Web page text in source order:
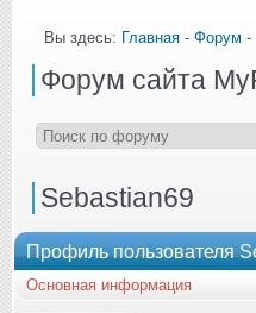
Вы здесь: Главная - Форум -
Форум сайта
Sebastian69
Профиль пользователя
Основная информация